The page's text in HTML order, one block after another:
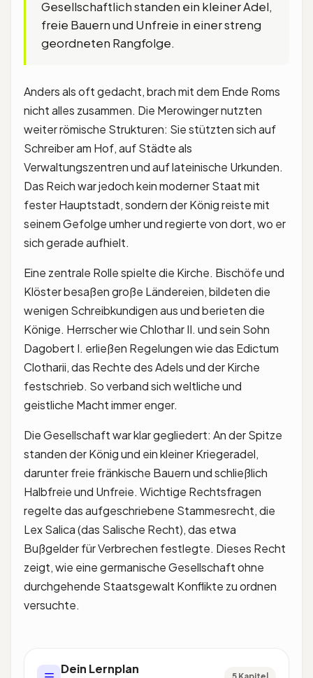
Gesellschaftlich standen ein kleiner Adel,
freie Bauern und Unfreie in einer streng
geordneten Rangfolge.
Anders als oft gedacht, brach mit dem Ende Roms
nicht alles zusammen. Die Merowinger nutzten
weiter römische Strukturen: Sie stützten sich auf
Schreiber am Hof, auf Städte als
Verwaltungszentren und auf lateinische Urkunden.
Das Reich war jedoch kein moderner Staat mit
fester Hauptstadt, sondern der König reiste mit
seinem Gefolge umher und regierte von dort, wo er
sich gerade aufhielt.
Eine zentrale Rolle spielte die Kirche. Bischöfe und
Klöster besaßen große Ländereien, bildeten die
wenigen Schreibkundigen aus und berieten die
Könige. Herrscher wie Chlothar II. und sein Sohn
Dagobert I. erließen Regelungen wie das Edictum
Clotharii, das Rechte des Adels und der Kirche
festschrieb. So verband sich weltliche und
geistliche Macht immer enger.
Die Gesellschaft war klar gegliedert: An der Spitze
standen der König und ein kleiner Kriegeradel,
darunter freie fränkische Bauern und schließlich
Halbfreie und Unfreie. Wichtige Rechtsfragen
regelte das aufgeschriebene Stammesrecht, die
Lex Salica (das Salische Recht), das etwa
Bußgelder für Verbrechen festlegte. Dieses Recht
zeigt, wie eine germanische Gesellschaft ohne
durchgehende Staatsgewalt Konflikte zu ordnen
versuchte.
Dein Lernplan